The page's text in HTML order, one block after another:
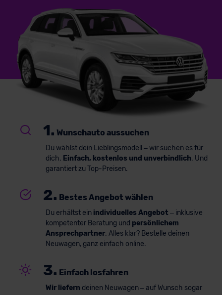
1. Wunschauto aussuchen
Du wählst dein Lieblingsmodell – wir suchen es für
dich. Einfach, kostenlos und unverbindlich. Und
garantiert zu Top-Preisen.
2. Bestes Angebot wählen
Du erhältst ein individuelles Angebot – inklusive
kompetenter Beratung und persönlichem
Ansprechpartner. Alles klar? Bestelle deinen
Neuwagen, ganz einfach online.
3. Einfach losfahren
Wir liefern deinen Neuwagen – auf Wunsch sogar